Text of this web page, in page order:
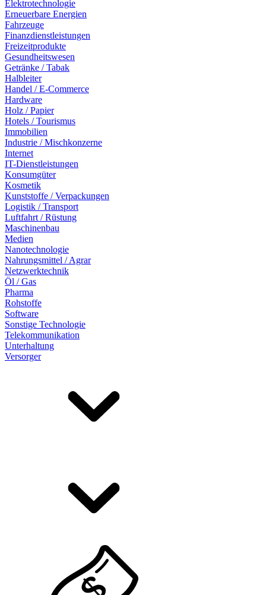
Elektrotechnologie
Erneuerbare Energien
Fahrzeuge
Finanzdienstleistungen
Freizeitprodukte
Gesundheitswesen
Getränke / Tabak
Halbleiter
Handel / E-Commerce
Hardware
Holz / Papier
Hotels / Tourismus
Immobilien
Industrie / Mischkonzerne
Internet
IT-Dienstleistungen
Konsumgüter
Kosmetik
Kunststoffe / Verpackungen
Logistik / Transport
Luftfahrt / Rüstung
Maschinenbau
Medien
Nanotechnologie
Nahrungsmittel / Agrar
Netzwerktechnik
Öl / Gas
Pharma
Rohstoffe
Software
Sonstige Technologie
Telekommunikation
Unterhaltung
Versorger